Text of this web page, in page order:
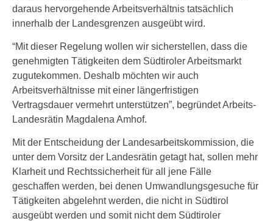
daraus hervorgehende Arbeitsverhältnis tatsächlich
innerhalb der Landesgrenzen ausgeübt wird.
“Mit dieser Regelung wollen wir sicherstellen, dass die
genehmigten Tätigkeiten dem Südtiroler Arbeitsmarkt
zugutekommen. Deshalb möchten wir auch
Arbeitsverhältnisse mit einer längerfristigen
Vertragsdauer vermehrt unterstützen”, begründet Arbeits-
Landesrätin Magdalena Amhof.
Mit der Entscheidung der Landesarbeitskommission, die
unter dem Vorsitz der Landesrätin getagt hat, sollen mehr
Klarheit und Rechtssicherheit für all jene Fälle
geschaffen werden, bei denen Umwandlungsgesuche für
Tätigkeiten abgelehnt werden, die nicht in Südtirol
ausgeübt werden und somit nicht dem Südtiroler